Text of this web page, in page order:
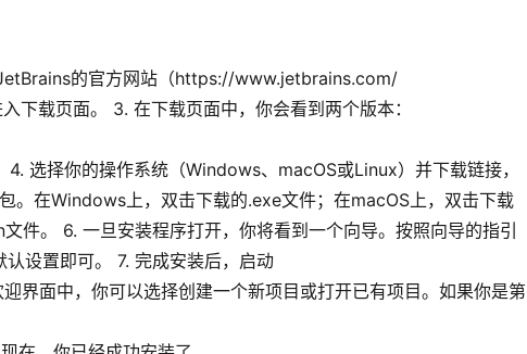
的官方网站（https://www.jetbrains.com/
下载页面。 3. 在下载页面中，你会看到两个版本：
选择你的操作系统（Windows、macOS或Linux）并下载链接，
。在Windows上，双击下载的.exe文件；在macOS上，双击下载
件。 6. 一旦安装程序打开，你将看到一个向导。按照向导的指引
设置即可。 7. 完成安装后，启动
界面中，你可以选择创建一个新项目或打开已有项目。如果你是第